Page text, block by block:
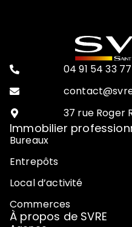
04 91 54 33 77
37 rue Roger
Immobilier
Bureaux
Entrepôts
Local d’activité
Commerces
À propos de SVRE